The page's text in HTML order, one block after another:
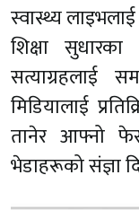
स्वास्थ्य लाइभलाई
शिक्षा
सत्याग्रहलाई
मिडियालाई
तानेर आफ्नो
भेडाहरूको संज्ञा